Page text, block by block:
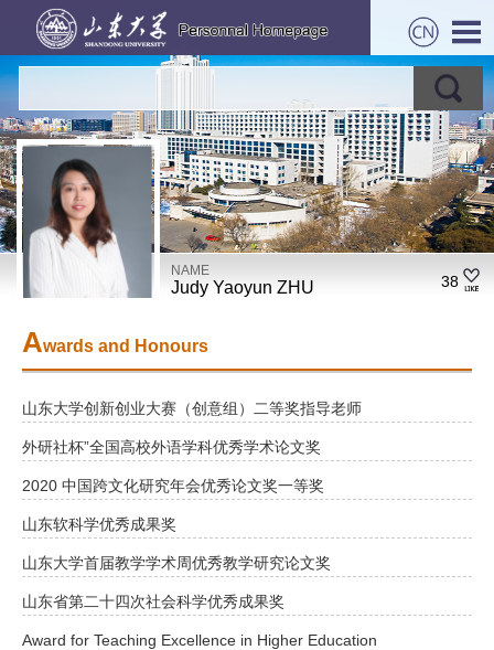
NAME
Judy Yaoyun ZHU 38
Awards and Honours
山东大学创新创业大赛（创意组）二等奖指导老师
外研社杯”全国高校外语学科优秀学术论文奖
2020 中国跨文化研究年会优秀论文奖一等奖
山东软科学优秀成果奖
山东大学首届教学学术周优秀教学研究论文奖
山东省第二十四次社会科学优秀成果奖
Award for Teaching Excellence in Higher Education